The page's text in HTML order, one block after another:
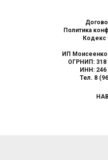
Политика
Кодекс
ИП Моисеенко
ОГРНИП: 318
ИНН: 246
Тел. 8